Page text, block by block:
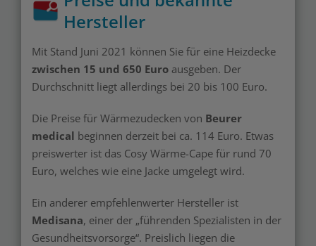
Hersteller
Mit Stand Juni 2021 können Sie für eine Heizdecke
zwischen 15 und 650 Euro ausgeben. Der
Durchschnitt liegt allerdings bei 20 bis 100 Euro.
Die Preise für Wärmezudecken von Beurer
medical beginnen derzeit bei ca. 114 Euro. Etwas
preiswerter ist das Cosy Wärme-Cape für rund 70
Euro, welches wie eine Jacke umgelegt wird.
Ein anderer empfehlenwerter Hersteller ist
Medisana, einer der „führenden Spezialisten in der
Gesundheitsvorsorge“. Preislich liegen die